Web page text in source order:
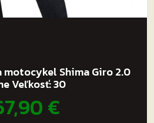
motocykel Shima Giro 2.0
Veľkosť: 30
€